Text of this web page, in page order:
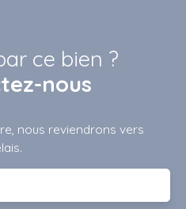
ce bien ?
nous
nous reviendrons vers